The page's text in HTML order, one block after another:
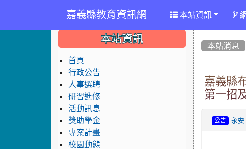
嘉義縣教育資訊網 本站資訊
本站消息
嘉義縣
第一招
公告 永安
::: 本站資訊
首頁
行政公告
人事選聘
研習進修
活動訊息
獎助學金
專案計畫
校園動態